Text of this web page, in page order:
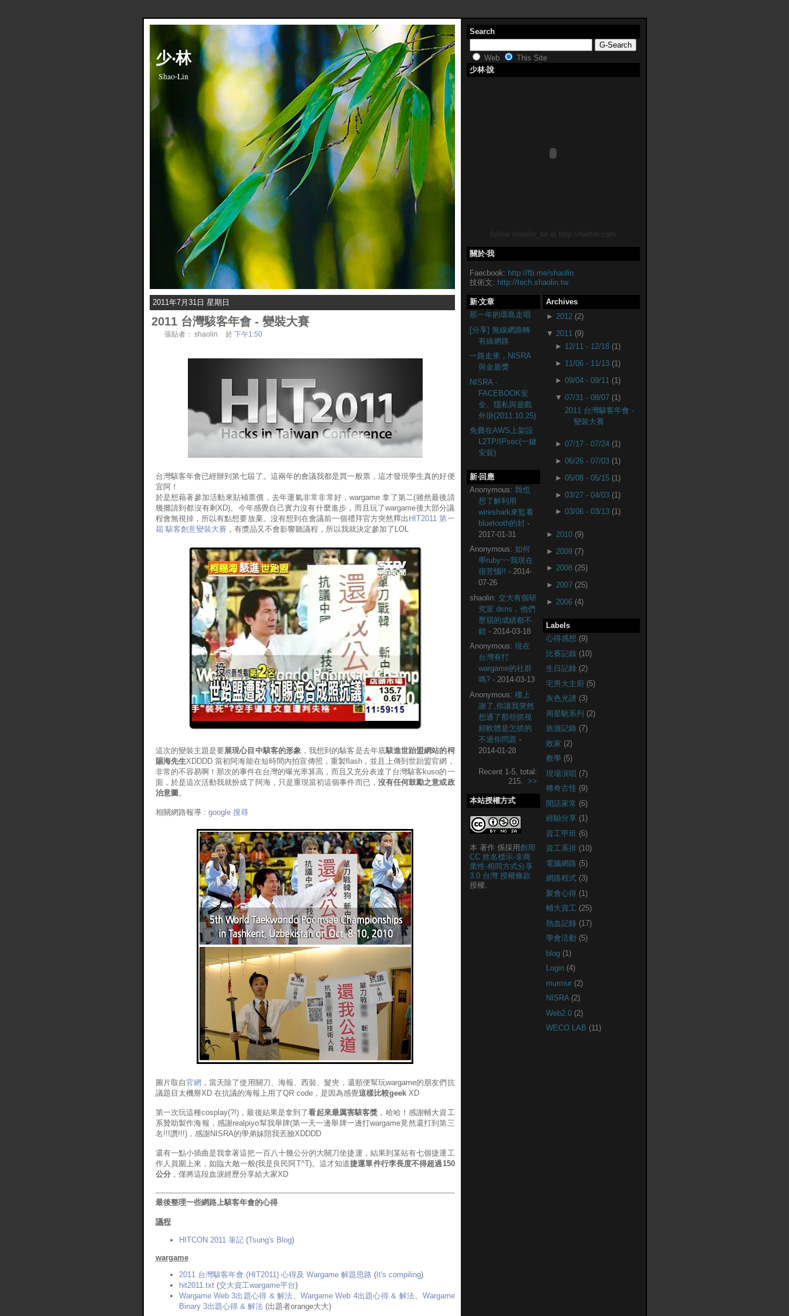
少‧林
Shao‧Lin
2011年7月31日 星期日
2011 台灣駭客年會 - 變裝大賽
張貼者： shaolin 於 下午1:50
台灣駭客年會已經辦到第七屆了。這兩年的會議我都是買一般票，這才發現學生真的好便
宜阿！
於是想藉著參加活動來貼補票價，去年運氣非常非常好，wargame 拿了第二(雖然最後請
幾攤請到都沒有剩XD)。今年感覺自己實力沒有什麼進步，而且玩了wargame後大部分議
程會無視掉，所以有點想要放棄。沒有想到在會議前一個禮拜官方突然釋出 HIT2011 第一
屆 駭客創意變裝大賽 ，有獎品又不會影響聽議程，所以我就決定參加了LOL
這次的變裝主題是要展現心目中駭客的形象 ，我想到的駭客是去年底駭進世跆盟網站的柯
賜海先生XDDDD 當初阿海能在短時間內拍宣傳照，重製flash，並且上傳到世跆盟官網，
非常的不容易啊！那次的事件在台灣的曝光率算高，而且又充分表達了台灣駭客kuso的一
面，於是這次活動我就扮成了阿海，只是重現當初這個事件而已， 沒有任何鼓勵之意或政
治意圖 。
相關網路報導 : google 搜尋
圖片取自官網 ，當天除了使用關刀、海報、西裝、髮夾，還順便幫玩wargame的朋友們抗
議題目太機掰XD 在抗議的海報上用了QR code，是因為感覺這樣比較geekXD
第一次玩這種cosplay(?!)，最後結果是拿到了看起來最厲害駭客獎 ，哈哈！感謝輔大資工
系贊助製作海報，感謝realpiyo幫我舉牌(第一天一邊舉牌一邊打wargame竟然還打到第三
名!!!讚!!!)，感謝NISRA的學弟妹陪我丟臉XDDDD
還有一點小插曲是我拿著這把一百八十幾公分的大關刀坐捷運，結果到某站有七個捷運工
作人員圍上來，如臨大敵一般(我是良民阿T^T)。這才知道捷運單件行李長度不得超過150
公分，僅將這段血淚經歷分享給大家XD
最後整理一些網路上駭客年會的心得
議程
HITCON 2011 筆記(Tsung's Blog)
wargame
2011 台灣駭客年會 (HIT2011) 心得及 Wargame 解題思路(It's compiling)
hit2011.txt(交大資工wargame平台)
Wargame Web 3出題心得 & 解法、Wargame Web 4出題心得 & 解法、 Wargame
Binary 3出題心得 & 解法(出題者orange大大)
Search
Web
This Site
少林‧說
follow shaolin_tw at http://twitter.com
關於‧我
Faecbook: http://fb.me/shaolin
技術文: http://tech.shaolin.tw
Archives
► 2012 (2)
▼ 2011 (9)
► 12/11 - 12/18 (1)
► 11/06 - 11/13 (1)
►09/04 - 09/11 (1)
▼07/31 - 08/07 (1)
2011 台灣駭客年會 -
變裝大賽
►07/17 - 07/24 (1)
►06/26 - 07/03 (1)
►05/08 - 05/15 (1)
►03/27 - 04/03 (1)
►03/06 - 03/13 (1)
► 2010 (9)
► 2009 (7)
► 2008 (25)
► 2007 (25)
► 2006 (4)
Labels
心得感想 (9)
比賽記錄 (10)
生日記錄 (2)
宅男大主廚 (5)
灰色光譜 (3)
周星馳系列 (2)
旅遊記錄 (7)
敗家 (2)
教學 (5)
現場演唱 (7)
稀奇古怪 (9)
閒話家常 (6)
經驗分享 (1)
資工甲班 (6)
資工系排 (10)
電腦網路 (5)
網路程式 (3)
聚會心得 (1)
輔大資工 (25)
熱血記錄 (17)
學會活動 (5)
blog (1)
Login (4)
murmur (2)
NISRA (2)
Web2.0 (2)
WECO LAB (11)
新‧文章
那一年的環島走唱
[分享] 無線網路轉
有線網路
一路走來，NISRA
與金盾獎
NISRA -
FACEBOOK安
全、隱私與遊戲
外掛(2011.10.25)
免費在AWS上架設
L2TP/IPsec(一鍵
安裝)
新‧回應
Anonymous: 我也
想了解利用
wireshark來監看
bluetooth的封-
2017-01-31
Anonymous: 如何
學ruby~~我現在
很苦惱!! - 2014-
07-26
shaolin: 交大有個研
究室 dsns，他們
歷屆的成績都不
錯- 2014-03-18
Anonymous: 現在
台灣有打
wargame的社群
嗎?- 2014-03-13
Anonymous: 樓上
謝了,你讓我突然
想通了那些抓視
頻軟體是怎抓的
不過你問題 -
2014-01-28
Recent 1-5, total:
215. >>
本站授權方式
本 著作 係採用創用
CC 姓名標示-非商
業性-相同方式分享
3.0 台灣 授權條款
授權.